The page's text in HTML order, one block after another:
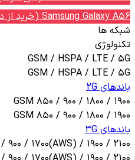
Samsung Galaxy A56 (خرید از دیجی‌کالا 256 / رم 12 - ویتنام)
شبکه ها
تکنولوژی
GSM / HSPA / LTE / 5G
GSM / HSPA / LTE / 5G
باندهای 2G
GSM 850 / 900 / 1800 / 1900
GSM 850 / 900 / 1800 / 1900
باندهای 3G
900 / 1700(AWS) / 1900 / 2100